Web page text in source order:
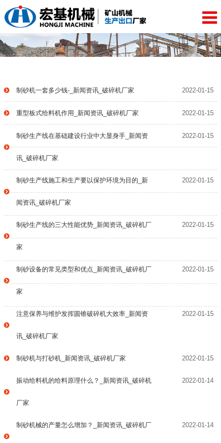
制砂机一套多少钱-_新闻资讯_破碎机厂家 2022-01-15
重型板式给料机作用_新闻资讯_破碎机厂家 2022-01-15
制砂生产线在基础建设行业中大显身手_新闻资
讯_破碎机厂家
2022-01-15
制砂生产线施工和生产要以保护环境为目的_新
闻资讯_破碎机厂家
2022-01-15
制砂生产线的三大性能优势_新闻资讯_破碎机厂
家
2022-01-15
制砂设备的常见类型和优点_新闻资讯_破碎机厂
家
2022-01-15
注意保养与维护发挥圆锥破碎机大效率_新闻资
讯_破碎机厂家
2022-01-15
制砂机与打砂机_新闻资讯_破碎机厂家 2022-01-15
振动给料机的给料原理什么？_新闻资讯_破碎机
厂家
2022-01-14
制砂机械的产量怎么增加？_新闻资讯_破碎机厂 2022-01-14